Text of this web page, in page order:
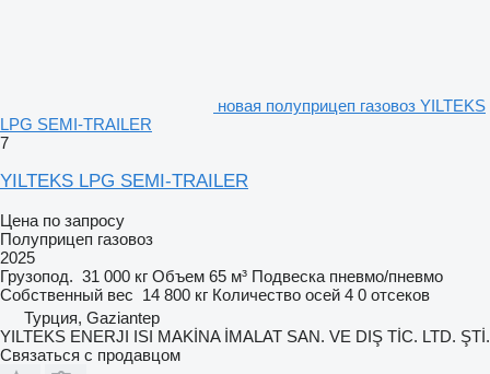
новая полуприцеп газовоз YILTEKS
LPG SEMI-TRAILER
7
YILTEKS LPG SEMI-TRAILER
Цена по запросу
Полуприцеп газовоз
2025
Грузопод. 31 000 кг Объем 65 м³ Подвеска пневмо/пневмо
Собственный вес 14 800 кг Количество осей 4 0 отсеков
Турция, Gaziantep
YILTEKS ENERJI ISI MAKİNA İMALAT SAN. VE DIŞ TİC. LTD. ŞTİ.
Связаться с продавцом